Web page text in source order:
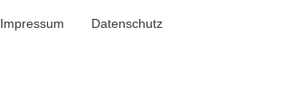
Impressum Datenschutz